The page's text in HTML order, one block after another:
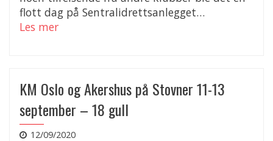
flott dag på Sentralidrettsanlegget…
Les mer
KM Oslo og Akershus på Stovner 11-13
september – 18 gull
12/09/2020